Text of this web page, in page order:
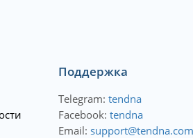
Поддержка
Telegram: tendna
Facebook: tendna
Email: support@tendna.com